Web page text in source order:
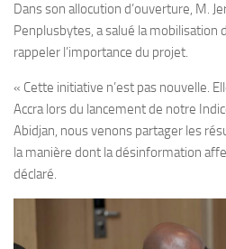
Dans son allocution d’ouverture, M.
Penplusbytes, a salué la mobilisation
rappeler l’importance du projet.
« Cette initiative n’est pas nouvelle.
Accra lors du lancement de notre
Abidjan, nous venons partager les
la manière dont la désinformation
déclaré.